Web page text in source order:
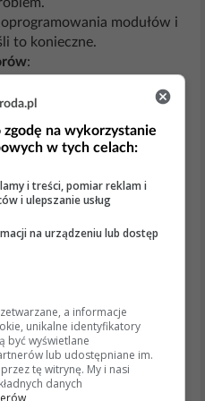
modułów i
to konieczne.
:
obecne i sprawne.
uszkodzonych przewodów.
złącz.
terminatorów.
modułu sterującego.
trendy
brak było szczegółowych
U115 w urządzeniach
z autoryzowanym
uzyskania szczegółowych
na wykorzystanie
w tych celach:
i treści, pomiar reklam i
i ulepszanie usług
na urządzeniu lub dostęp
a informacje
unikalne identyfikatory
być wyświetlane
lub udostępniane im.
tę witrynę. My i nasi
danych